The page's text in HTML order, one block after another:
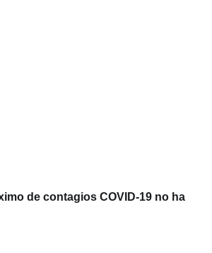
de contagios COVID-19 no ha